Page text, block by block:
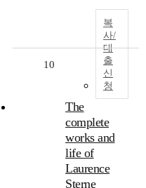
복
사/
대
출
신
청
10
The
complete
works and
life of
Laurence
Sterne